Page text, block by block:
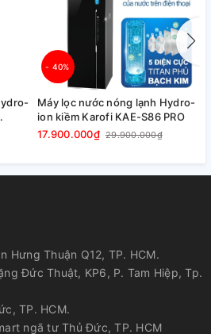
85 - 95 °C
2 Lít
- 40%
Máy lọc nước nóng lạnh Hydro-
ion kiềm Karofi KAE-S86 PRO
17.900.000₫ 29.900.000₫
Hưng Thuận Q12, TP. HCM.
Đức Thuật, KP6, P. Tam Hiệp, Tp.
TP. HCM.
ngã tư Thủ Đức, TP. HCM